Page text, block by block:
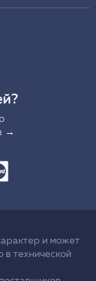
→
и может
в технической